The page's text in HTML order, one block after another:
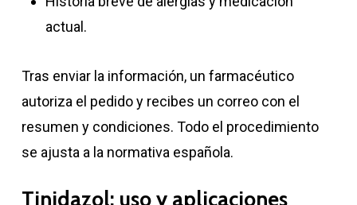
actual.
Tras enviar la información, un farmacéutico
autoriza el pedido y recibes un correo con el
resumen y condiciones. Todo el procedimiento
se ajusta a la normativa española.
Tinidazol: uso y aplicaciones